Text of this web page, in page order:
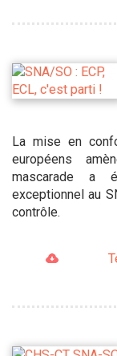
La mise en
européens
mascarade a
exceptionnel au
contrôle.